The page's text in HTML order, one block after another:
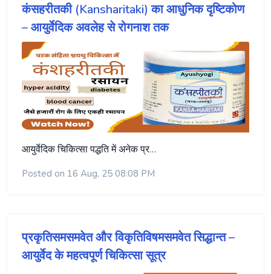
कंसहरीतकी (Kansharitaki) का आधुनिक दृष्टिकोण
– आयुर्वेदिक अवलेह से रोगनाश तक
आयुर्वेदिक चिकित्सा पद्धति में अनेक प्र…
Posted on 16 Aug, 25 08:08 PM
प्रकृतिसमसमवेत और विकृतिविषमसमवेत सिद्धान्त –
आयुर्वेद के महत्वपूर्ण चिकित्सा सूत्र